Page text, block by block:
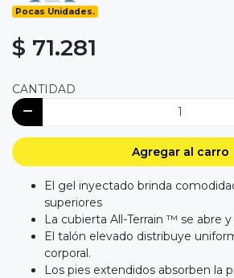
Pocas Unidades.
$ 71.281
CANTIDAD
Agregar al carro
El gel inyectado brinda
superiores
La cubierta All-Terrain ™ se abre
El talón elevado distribuye
corporal.
Los pies extendidos absorben la